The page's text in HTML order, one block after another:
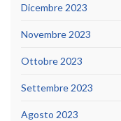
Dicembre 2023
Novembre 2023
Ottobre 2023
Settembre 2023
Agosto 2023